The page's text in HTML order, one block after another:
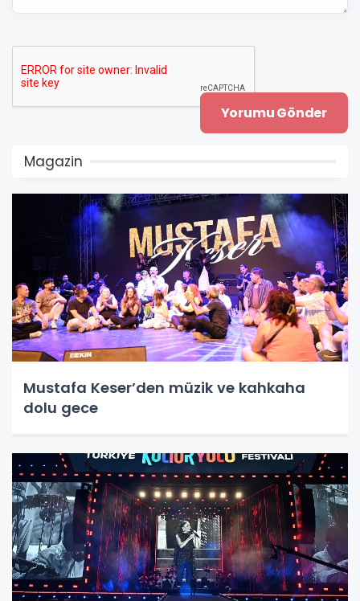
Magazin
Mustafa Keser’den müzik ve kahkaha
dolu gece